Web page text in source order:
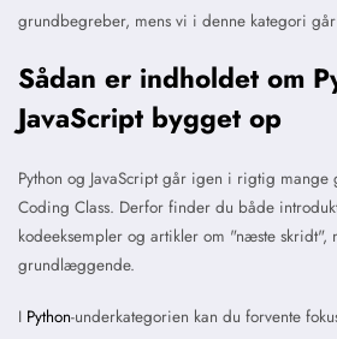
grundbegreber, mens vi i denne kategori
Sådan er indholdet om
JavaScript bygget op
Python og JavaScript går igen i rigtig
Coding Class. Derfor finder du både
kodeeksempler og artikler om "næste skridt",
grundlæggende.
I Python-underkategorien kan du forvente